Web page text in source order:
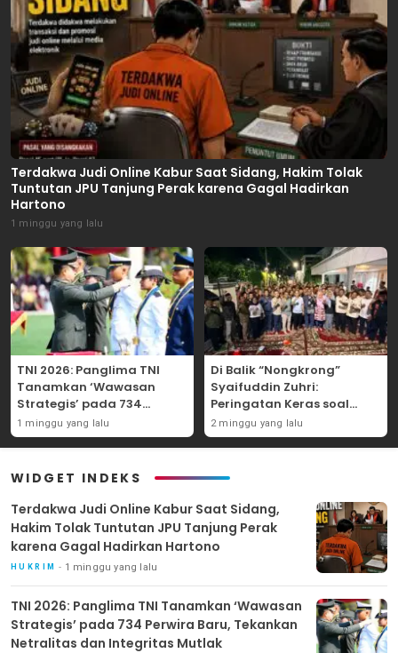
Terdakwa Judi Online Kabur Saat Sidang, Hakim Tolak
Tuntutan JPU Tanjung Perak karena Gagal Hadirkan
Hartono
1 minggu yang lalu
TNI 2026: Panglima TNI
Tanamkan ‘Wawasan
Strategis’ pada 734
Perwira Baru, Tekankan
Netralitas dan Integritas
1 minggu yang lalu
Di Balik “Nongkrong”
Syaifuddin Zuhri:
Peringatan Keras soal
Pungli Administrasi dan
Batas Tegas Iuran Warga
2 minggu yang lalu
WIDGET INDEKS
Terdakwa Judi Online Kabur Saat Sidang,
Hakim Tolak Tuntutan JPU Tanjung Perak
karena Gagal Hadirkan Hartono
HUKRIM 1 minggu yang lalu
TNI 2026: Panglima TNI Tanamkan ‘Wawasan
Strategis’ pada 734 Perwira Baru, Tekankan
Netralitas dan Integritas Mutlak